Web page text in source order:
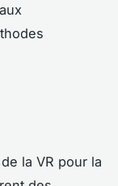
la VR pour la